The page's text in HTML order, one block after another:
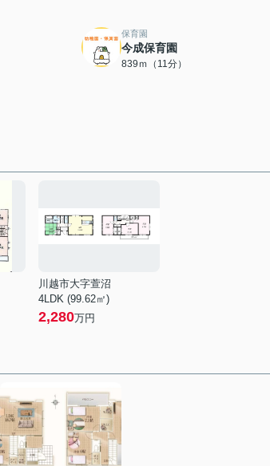
保育園
今成保育園
839ｍ（11分）
川越市大字萱沼
4LDK (99.62㎡)
2,280万円